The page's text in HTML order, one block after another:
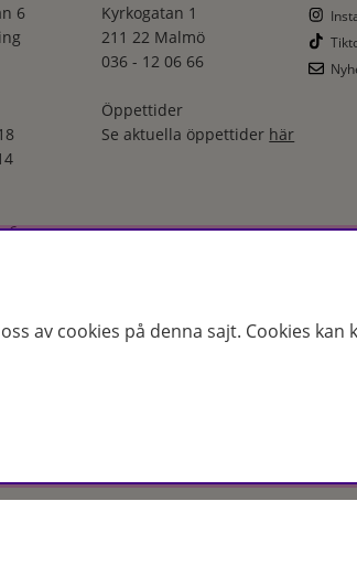
6
6
Kyrkogatan 1
211 22 Malmö
036 - 12 06 66
Öppettider
Se aktuella öppettider här
av cookies på denna sajt. Cookies kan